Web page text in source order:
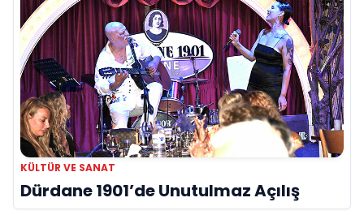
KÜLTÜR VE SANAT
Dürdane 1901’de Unutulmaz Açılış